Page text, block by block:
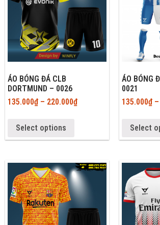
ÁO BÓNG ĐÁ CLB
DORTMUND – 0026
135.000₫– 220.000₫
Select options
ÁO BÓNG
0021
135.000₫–
Select